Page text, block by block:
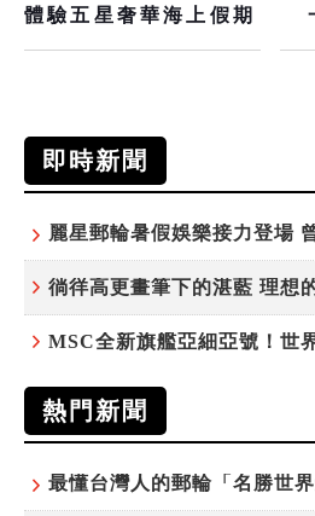
體驗五星奢華海上假期
即時新聞
徜徉高更畫筆下的湛藍 理想
熱門新聞